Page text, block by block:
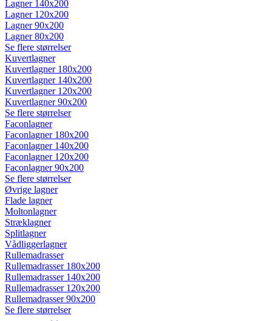
Lagner 140x200
Lagner 120x200
Lagner 90x200
Lagner 80x200
Se flere størrelser
Kuvertlagner
Kuvertlagner 180x200
Kuvertlagner 140x200
Kuvertlagner 120x200
Kuvertlagner 90x200
Se flere størrelser
Faconlagner
Faconlagner 180x200
Faconlagner 140x200
Faconlagner 120x200
Faconlagner 90x200
Se flere størrelser
Øvrige lagner
Flade lagner
Moltonlagner
Stræklagner
Splitlagner
Vådliggerlagner
Rullemadrasser
Rullemadrasser 180x200
Rullemadrasser 140x200
Rullemadrasser 120x200
Rullemadrasser 90x200
Se flere størrelser